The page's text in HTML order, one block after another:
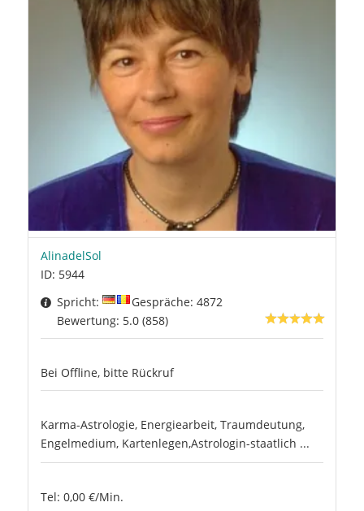
AlinadelSol
ID: 5944
Spricht:
Gespräche: 4872
Bewertung: 5.0 (858)
Bei Offline, bitte Rückruf
Karma-Astrologie, Energiearbeit, Traumdeutung,
Engelmedium, Kartenlegen,Astrologin-staatlich ...
Tel: 0,00 €/Min.